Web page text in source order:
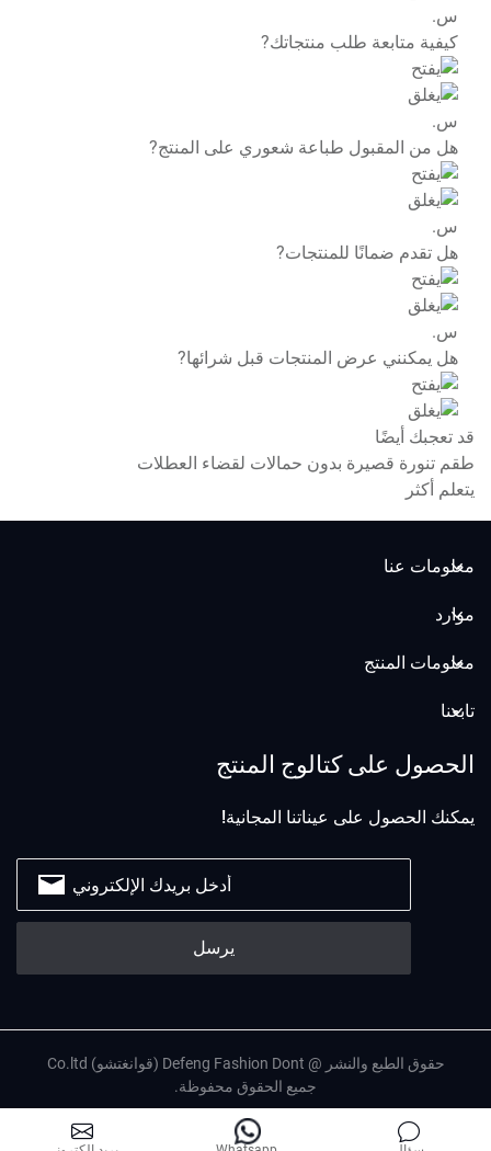
س.
كيفية متابعة طلب منتجاتك?
س.
هل من المقبول طباعة شعوري على المنتج?
س.
هل تقدم ضمانًا للمنتجات?
س.
هل يمكنني عرض المنتجات قبل شرائها?
قد تعجبك أيضًا
طقم تنورة قصيرة بدون حمالات لقضاء العطلات
يتعلم أكثر
معلومات عنا
موارد
معلومات المنتج
تابعنا
الحصول على كتالوج المنتج
يمكنك الحصول على عيناتنا المجانية!
حقوق الطبع والنشر @ Defeng Fashion Dont (قوانغتشو) Co.ltd
جميع الحقوق محفوظة.
سياسة الخصوصية خريطة الموقع